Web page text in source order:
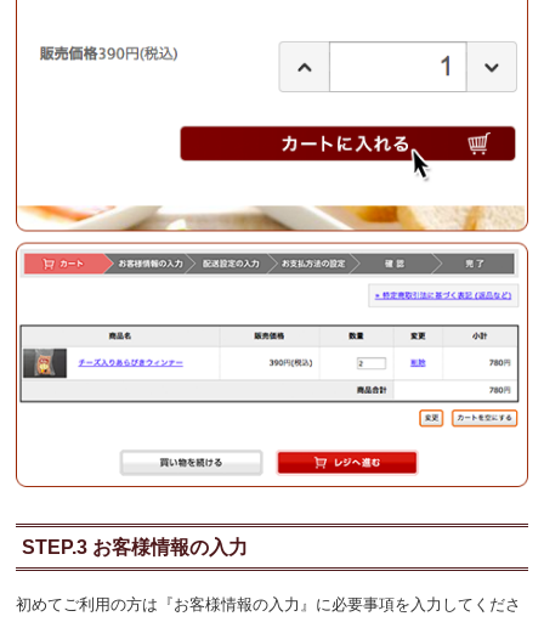
STEP.3 お客様情報の入力
初めてご利用の方は『お客様情報の入力』に必要事項を入力してくださ